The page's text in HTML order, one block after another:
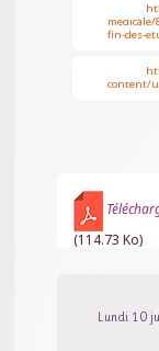
fin-des-
content/
(114.73 Ko)
Lundi 10